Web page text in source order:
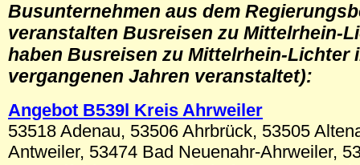
Busunternehmen aus dem
veranstalten Busreisen zu Mittelrhein-
haben Busreisen zu Mittelrhein-Lichter
vergangenen Jahren veranstaltet):
Angebot B539l Kreis Ahrweiler
53518 Adenau, 53506 Ahrbrück, 53505
Antweiler, 53474 Bad Neuenahr-Ahrweiler,